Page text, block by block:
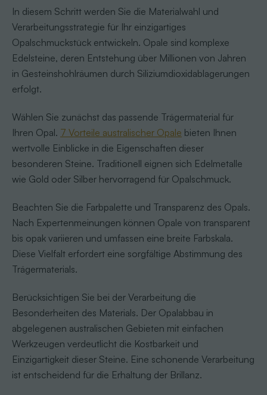
In diesem Schritt werden Sie die Materialwahl und
Verarbeitungsstrategie für Ihr einzigartiges
Opalschmuckstück entwickeln. Opale sind komplexe
Edelsteine, deren Entstehung über Millionen von Jahren
in Gesteinshohlräumen durch Siliziumdioxidablagerungen
erfolgt.
Wählen Sie zunächst das passende Trägermaterial für
Ihren Opal. 7 Vorteile australischer Opale bieten Ihnen
wertvolle Einblicke in die Eigenschaften dieser
besonderen Steine. Traditionell eignen sich Edelmetalle
wie Gold oder Silber hervorragend für Opalschmuck.
Beachten Sie die Farbpalette und Transparenz des Opals.
Nach Expertenmeinungen können Opale von transparent
bis opak variieren und umfassen eine breite Farbskala.
Diese Vielfalt erfordert eine sorgfältige Abstimmung des
Trägermaterials.
Berücksichtigen Sie bei der Verarbeitung die
Besonderheiten des Materials. Der Opalabbau in
abgelegenen australischen Gebieten mit einfachen
Werkzeugen verdeutlicht die Kostbarkeit und
Einzigartigkeit dieser Steine. Eine schonende Verarbeitung
ist entscheidend für die Erhaltung der Brillanz.